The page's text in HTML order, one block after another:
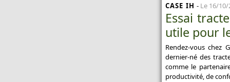
CASE IH - Le 16/10/
Essai
utile pour
Rendez-vous chez
dernier-né des
comme le
productivité, de